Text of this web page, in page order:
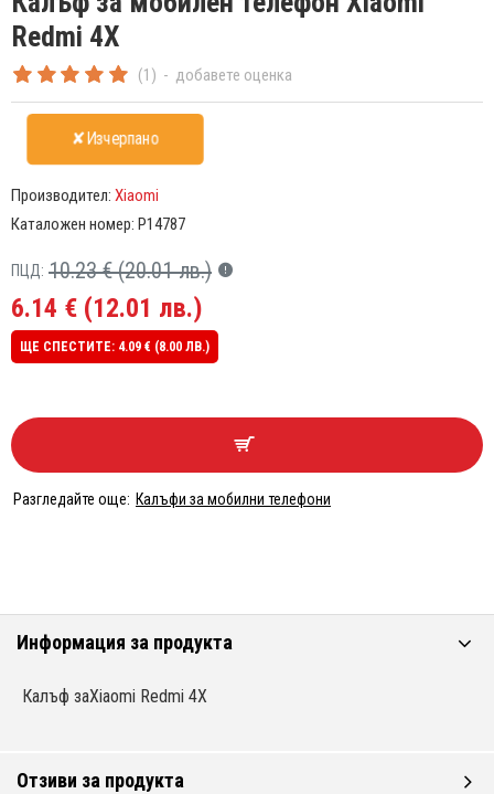
Redmi 4X
(1) - добавете оценка
6.14 € (12.01 лв.)
ПЦД: 10.23 € (20.01 лв.)
ЩЕ СПЕСТИТЕ: 4.09 € (8.00 ЛВ.)
✘Изчерпано
Производител: Xiaomi
Каталожен номер: P14787
Разгледайте още: Калъфи за мобилни телефони
Информация за продукта
Калъф заXiaomi Redmi 4X
Отзиви за продукта